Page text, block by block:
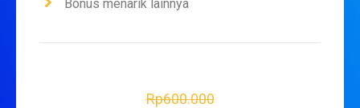
Bonus menarik lainnya
Rp600.000